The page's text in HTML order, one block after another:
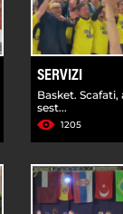
SERVIZI
Basket. Scafati,
sest...
1205